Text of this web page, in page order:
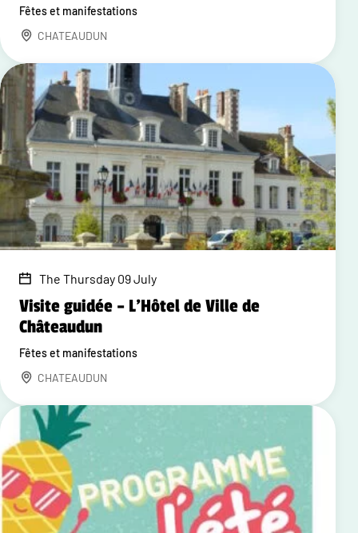
Fêtes et manifestations
CHATEAUDUN
The Thursday 09 July
Visite guidée – L'Hôtel de Ville de
Châteaudun
Fêtes et manifestations
CHATEAUDUN